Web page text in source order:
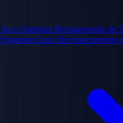
Arco Anterior Recuperación de
Siguiente Arco Reconocimiento